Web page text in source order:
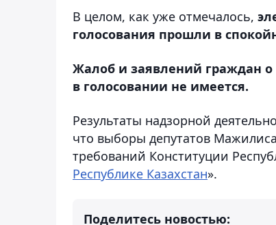
В целом, как уже отмечалось,
голосования прошли в
Жалоб и заявлений граждан о
в голосовании не имеется.
Результаты надзорной
что выборы депутатов
требований Конституции
Республике Казахстан».
Поделитесь новостью: